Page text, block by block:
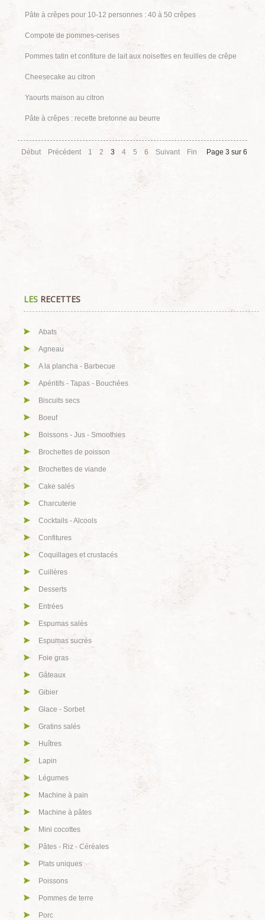
Pâte à crêpes pour 10-12 personnes : 40 à 50 crêpes
Compote de pommes-cerises
Pommes tatin et confiture de lait aux noisettes en feuilles de crêpe
Cheesecake au citron
Yaourts maison au citron
Pâte à crêpes : recette bretonne au beurre
Page 3 sur 6
Début Précédent 1 2 3 4 5 6 Suivant Fin
LES RECETTES
Abats
Agneau
A la plancha - Barbecue
Apéritifs - Tapas - Bouchées
Biscuits secs
Boeuf
Boissons - Jus - Smoothies
Brochettes de poisson
Brochettes de viande
Cake salés
Charcuterie
Cocktails - Alcools
Confitures
Coquillages et crustacés
Cuillères
Desserts
Entrées
Espumas salés
Espumas sucrés
Foie gras
Gâteaux
Gibier
Glace - Sorbet
Gratins salés
Huîtres
Lapin
Légumes
Machine à pain
Machine à pâtes
Mini cocottes
Pâtes - Riz - Céréales
Plats uniques
Poissons
Pommes de terre
Porc